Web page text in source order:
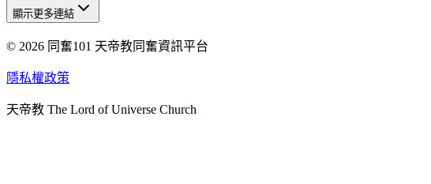
天人研究總院
天人研究學院
天人炁功院
顯示更多連結
© 2026 同奮101 天帝教同奮資訊平台
隱私權政策
天帝教 The Lord of Universe Church